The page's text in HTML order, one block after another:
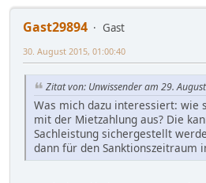
bestimmten Einnahmen, wie sie §
vorsieht, verfassungsrechtlich
nicht wegen Art. 1 Abs. 1 GG in
Abs. 1 GG erforderlich, dass
Berücksichtigung als Einkommen
die der Hilfebedürftige zur
Existenzminimums tatsächlich
verfassungsrechtlicher Sicht ist
auch ausreichend, dass das
werden kann, ohne dass es auf
Gast29894
Gast
30. August 2015, 01:00:40
Zitat von: Unwissender am 29.
Was mich dazu interessiert: wie
mit der Mietzahlung aus? Die
Sachleistung sichergestellt
dann für den Sanktionszeitraum